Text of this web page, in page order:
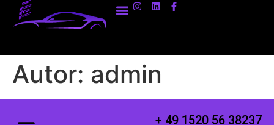
Autor: admin
+ 49 1520 56 38237